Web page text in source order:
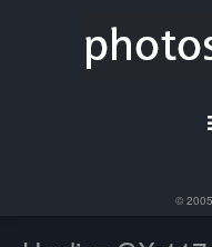
©